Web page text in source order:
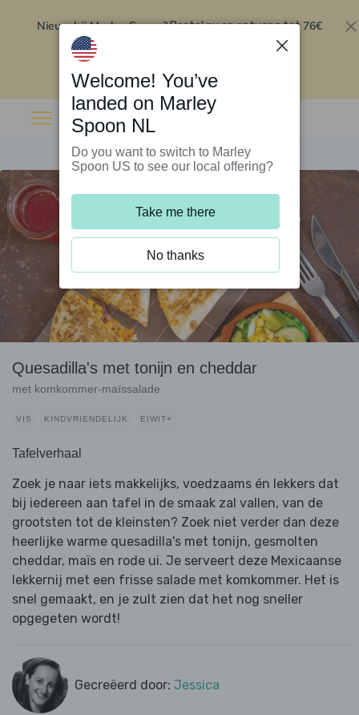
Nieuw bij Marley Spoon?Bestel nu en ontvang tot 76€
Quesadilla's met tonijn en cheddar
met komkommer-maïssalade
VIS KINDVRIENDELIJK EIWIT+
Tafelverhaal
Zoek je naar iets makkelijks, voedzaams én lekkers dat
bij iedereen aan tafel in de smaak zal vallen, van de
grootsten tot de kleinsten? Zoek niet verder dan deze
heerlijke warme quesadilla's met tonijn, gesmolten
cheddar, maïs en rode ui. Je serveert deze Mexicaanse
lekkernij met een frisse salade met komkommer. Het is
snel gemaakt, en je zult zien dat het nog sneller
opgegeten wordt!
Gecreëerd door: Jessica
Welcome! You’ve
landed on Marley
Spoon NL
Do you want to switch to Marley
Spoon US to see our local offering?
Take me there
No thanks